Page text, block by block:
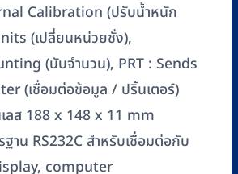
Calibration (ปรับน้ำหนัก
(เปลี่ยนหน่วยชั่ง),
(นับจำนวน), PRT : Sends
(เชื่อมต่อข้อมูล / ปริ้นเตอร์)
ลส 188 x 148 x 11 mm
าน RS232C สำหรับเชื่อมต่อกับ
computer